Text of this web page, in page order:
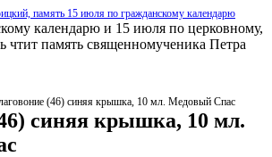
память 15 июля по гражданскому календарю
календарю и 15 июля по церковному,
чтит память священномученика Петра
(46) синяя крышка, 10 мл. Медовый Спас
синяя крышка, 10 мл.